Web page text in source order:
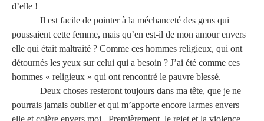
d’elle !
Il est facile de pointer à la méchanceté des gens qui
poussaient cette femme, mais qu’en est-il de mon amour envers
elle qui était maltraité ? Comme ces hommes religieux, qui ont
détournés les yeux sur celui qui a besoin ? J’ai été comme ces
hommes « religieux » qui ont rencontré le pauvre blessé.
Deux choses resteront toujours dans ma tête, que je ne
pourrais jamais oublier et qui m’apporte encore larmes envers
elle et colère envers moi.
Premièrement, le rejet et la violence